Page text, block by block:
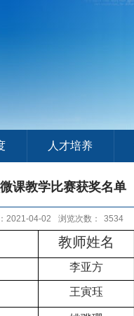
人才培养
课教学比赛获奖名单
2021-04-02 浏览次数： 3534
教师姓名
李亚方
王寅珏